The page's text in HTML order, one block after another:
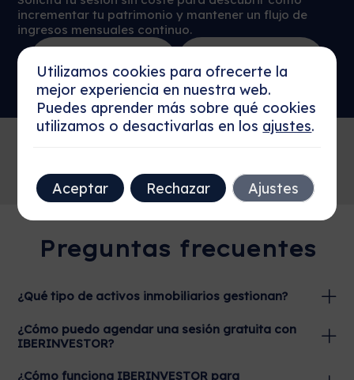
incrementar tu patrimonio y mantener un flujo de
ingresos mensuales continuo.
Ahora
Preguntas frecuentes
¿Qué tipo de activos inmobiliarios gestionan?
¿Cómo puedo agendar una sesión gratuita con
IBERINVESTOR?
¿Cómo funciona IBERINVESTOR para
Utilizamos cookies para ofrecerte la
mejor experiencia en nuestra web.
Puedes aprender más sobre qué cookies
utilizamos o desactivarlas en los ajustes.
Aceptar Rechazar Ajustes